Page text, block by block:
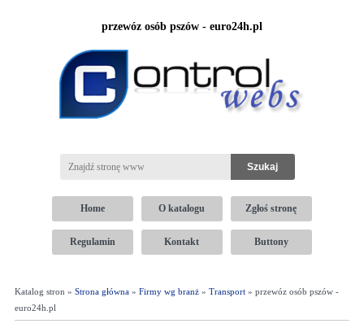
przewóz osób pszów - euro24h.pl
Home O katalogu Zgłoś stronę
Regulamin Kontakt Buttony
Katalog stron » Strona główna» Firmy wg branż» Transport» przewóz osób pszów -
euro24h.pl